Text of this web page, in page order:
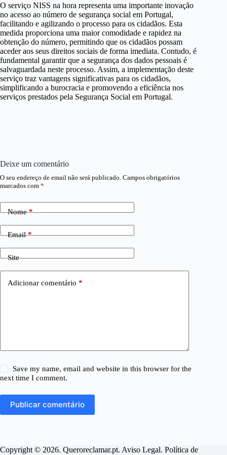
O serviço NISS na hora representa uma importante inovação
no acesso ao número de segurança social em Portugal,
facilitando e agilizando o processo para os cidadãos. Esta
medida proporciona uma maior comodidade e rapidez na
obtenção do número, permitindo que os cidadãos possam
aceder aos seus direitos sociais de forma imediata. Contudo, é
fundamental garantir que a segurança dos dados pessoais é
salvaguardada neste processo. Assim, a implementação deste
serviço traz vantagens significativas para os cidadãos,
simplificando a burocracia e promovendo a eficiência nos
serviços prestados pela Segurança Social em Portugal.
Deixe um comentário
O seu endereço de email não será publicado. Campos obrigatórios
marcados com *
Nome*
Email*
Site
Adicionar comentário *
Save my name, email and website in this browser for the
next time I comment.
Publicar comentário
Copyright © 2026. Queroreclamar.pt. Aviso Legal. Política de